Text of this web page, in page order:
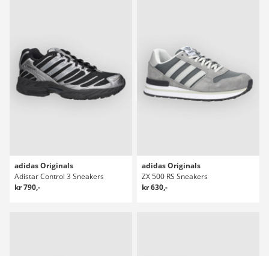
adidas Originals
Adistar Control 3 Sneakers
kr 790,-
adidas Originals
ZX 500 RS Sneakers
kr 630,-